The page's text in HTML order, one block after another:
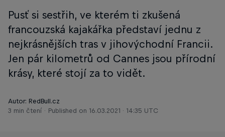
Pusť si sestřih, ve kterém ti zkušená
francouzská kajakářka představí jednu z
nejkrásnějších tras v jihovýchodní Francii.
Jen pár kilometrů od Cannes jsou přírodní
krásy, které stojí za to vidět.
Autor: RedBull.cz
3 min čtení
Published on 16.03.2021 · 14:35 UTC